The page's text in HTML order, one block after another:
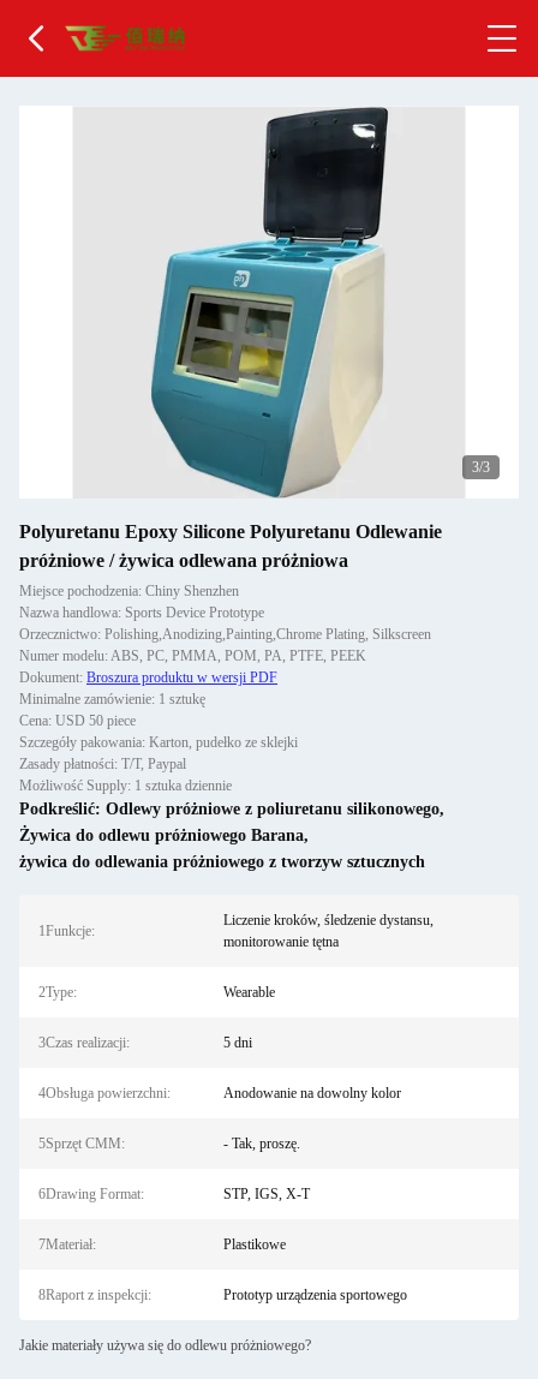
1/3
Polyuretanu Epoxy Silicone Polyuretanu Odlewanie
próżniowe / żywica odlewana próżniowa
Miejsce pochodzenia: Chiny Shenzhen
Nazwa handlowa: Sports Device Prototype
Orzecznictwo: Polishing,Anodizing,Painting,Chrome Plating, Silkscreen
Numer modelu: ABS, PC, PMMA, POM, PA, PTFE, PEEK
Dokument: Broszura produktu w wersji PDF
Minimalne zamówienie: 1 sztukę
Cena: USD 50 piece
Szczegóły pakowania: Karton, pudełko ze sklejki
Zasady płatności: T/T, Paypal
Możliwość Supply: 1 sztuka dziennie
Podkreślić: Odlewy próżniowe z poliuretanu silikonowego,
Żywica do odlewu próżniowego Barana,
żywica do odlewania próżniowego z tworzyw sztucznych
1Funkcje:
Liczenie kroków, śledzenie dystansu,
monitorowanie tętna
2Type: Wearable
3Czas realizacji: 5 dni
4Obsługa powierzchni: Anodowanie na dowolny kolor
5Sprzęt CMM: - Tak, proszę.
6Drawing Format: STP, IGS, X-T
7Materiał: Plastikowe
8Raport z inspekcji: Prototyp urządzenia sportowego
Jakie materiały używa się do odlewu próżniowego?